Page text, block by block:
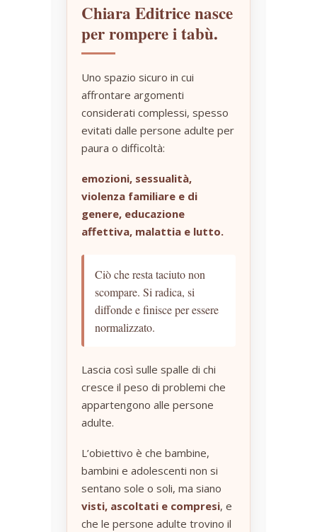
Chiara Editrice nasce
per rompere i tabù.
Uno spazio sicuro in cui
affrontare argomenti
considerati complessi, spesso
evitati dalle persone adulte per
paura o difficoltà:
emozioni, sessualità,
violenza familiare e di
genere, educazione
affettiva, malattia e lutto.
Ciò che resta taciuto non
scompare. Si radica, si
diffonde e finisce per essere
normalizzato.
Lascia così sulle spalle di chi
cresce il peso di problemi che
appartengono alle persone
adulte.
L’obiettivo è che bambine,
bambini e adolescenti non si
sentano sole o soli, ma siano
visti, ascoltati e compresi, e
che le persone adulte trovino il